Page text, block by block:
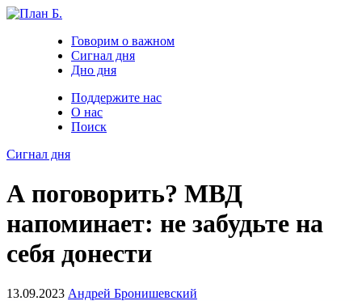
Говорим о важном
Сигнал дня
Дно дня
Поддержите нас
О нас
Поиск
Сигнал дня
А поговорить? МВД
напоминает: не забудьте на
себя донести
13.09.2023 Андрей Бронишевский